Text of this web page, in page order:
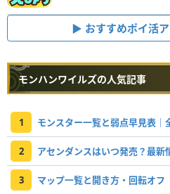
おすすめポイ活
モンハンワイルズの人気記事
1 モンスター一覧と弱点早見表｜
2 アセンダンスはいつ発売？最新
3 マップ一覧と開き方・回転オフ